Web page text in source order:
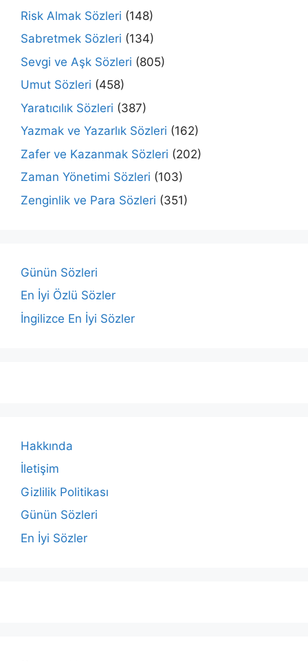
Risk Almak Sözleri (148)
Sabretmek Sözleri (134)
Sevgi ve Aşk Sözleri (805)
Umut Sözleri (458)
Yaratıcılık Sözleri (387)
Yazmak ve Yazarlık Sözleri (162)
Zafer ve Kazanmak Sözleri (202)
Zaman Yönetimi Sözleri (103)
Zenginlik ve Para Sözleri (351)
Günün Sözleri
En İyi Özlü Sözler
İngilizce En İyi Sözler
Hakkında
İletişim
Gizlilik Politikası
Günün Sözleri
En İyi Sözler